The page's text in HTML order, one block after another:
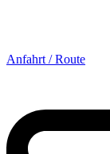
Anfahrt / Route